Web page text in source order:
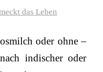
das Leben
oder ohne –
indischer oder